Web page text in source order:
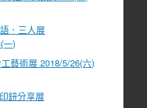
．三人展
一)
藝術展 2018/5/26(六)
鈕分享展